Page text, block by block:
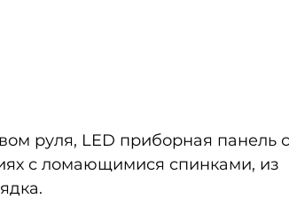
руля, LED приборная панель с
с ломающимися спинками, из